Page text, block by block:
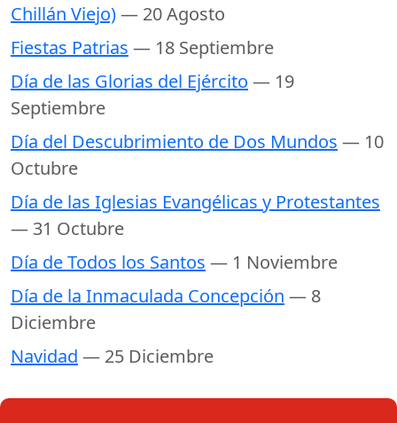
Chillán Viejo)— 20 Agosto
Fiestas Patrias — 18 Septiembre
Día de las Glorias del Ejército — 19
Septiembre
Día del Descubrimiento de Dos Mundos — 10
Octubre
Día de las Iglesias Evangélicas y Protestantes
— 31 Octubre
Día de Todos los Santos — 1 Noviembre
Día de la Inmaculada Concepción — 8
Diciembre
Navidad — 25 Diciembre